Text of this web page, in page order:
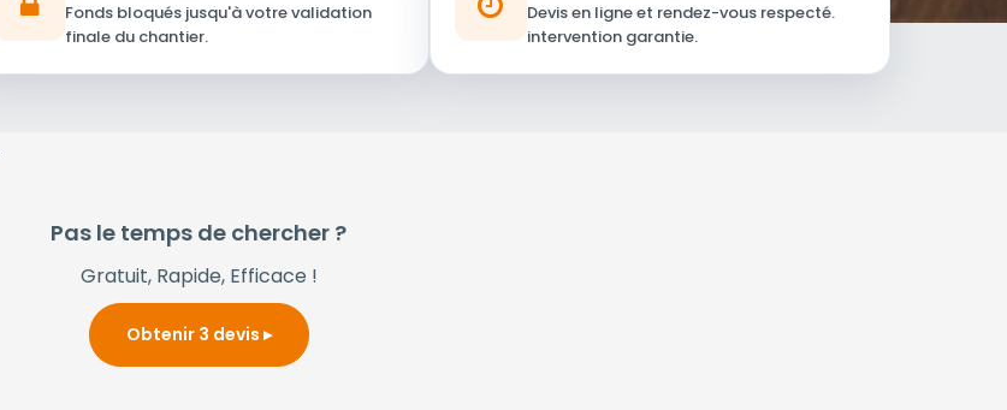
Fonds bloqués jusqu'à votre validation
finale du chantier.
Devis en ligne et rendez-vous respecté.
intervention garantie.
Pas le temps de chercher ?
Gratuit, Rapide, Efficace !
Obtenir 3 devis